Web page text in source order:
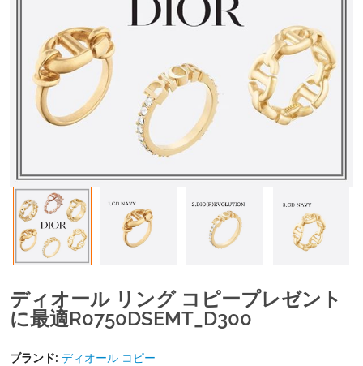
ディオール リング コピープレゼント
に最適R0750DSEMT_D300
ブランド: ディオール コピー